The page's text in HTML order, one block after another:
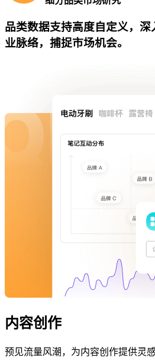
品类数据支持高度自定义，
业脉络，捕捉市场机会。
内容创作
预见流量风潮，为内容创作提供灵